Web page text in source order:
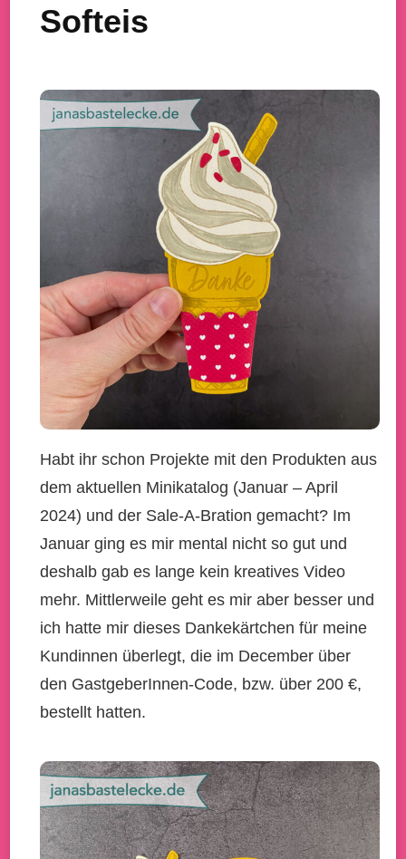
Softeis
Habt ihr schon Projekte mit den Produkten aus
dem aktuellen Minikatalog (Januar – April
2024) und der Sale-A-Bration gemacht? Im
Januar ging es mir mental nicht so gut und
deshalb gab es lange kein kreatives Video
mehr. Mittlerweile geht es mir aber besser und
ich hatte mir dieses Dankekärtchen für meine
Kundinnen überlegt, die im December über
den GastgeberInnen-Code, bzw. über 200 €,
bestellt hatten.